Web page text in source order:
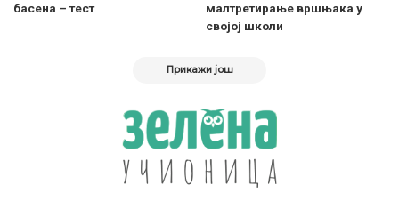
басена – тест
малтретирање вршњака у
својој школи
Прикажи још